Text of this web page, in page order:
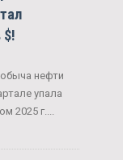
$!
нефти
упала
2025 г....